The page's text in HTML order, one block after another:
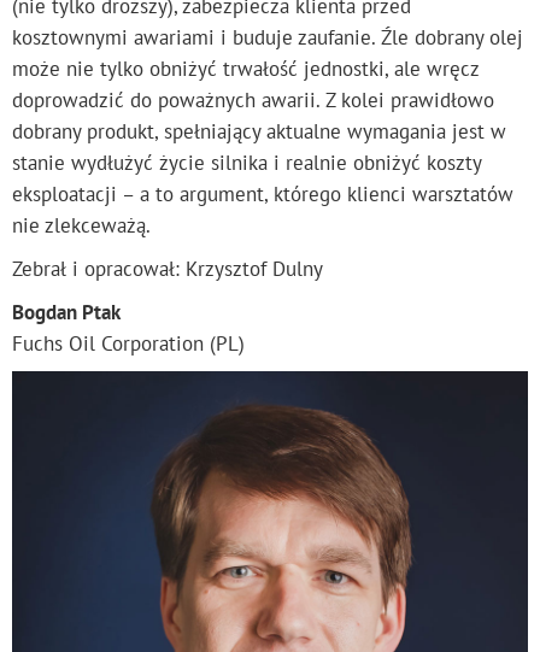
(nie tylko droższy), zabezpiecza klienta przed
kosztownymi awariami i buduje zaufanie. Źle dobrany olej
może nie tylko obniżyć trwałość jednostki, ale wręcz
doprowadzić do poważnych awarii. Z kolei prawidłowo
dobrany produkt, spełniający aktualne wymagania jest w
stanie wydłużyć życie silnika i realnie obniżyć koszty
eksploatacji – a to argument, którego klienci warsztatów
nie zlekceważą.
Zebrał i opracował: Krzysztof Dulny
Bogdan Ptak
Fuchs Oil Corporation (PL)